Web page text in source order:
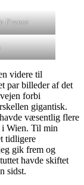
France
videre til
par billeder af det
forbi
gigantisk.
væsentlig flere
i Wien. Til min
tidligere
gik frem og
havde skiftet
sidst.